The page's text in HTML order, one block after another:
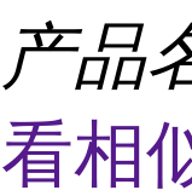
产品
看相